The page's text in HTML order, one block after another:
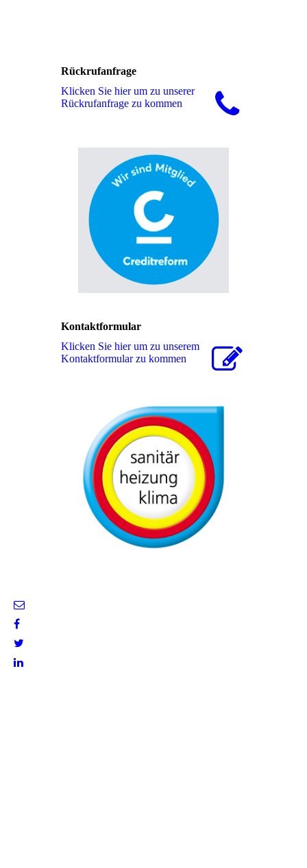
Rückrufanfrage
Klicken Sie hier um zu unserer
Rückrufanfrage zu kommen
Kontaktformular
Klicken Sie hier um zu unserem
Kon­takt­for­mu­lar zu kommen